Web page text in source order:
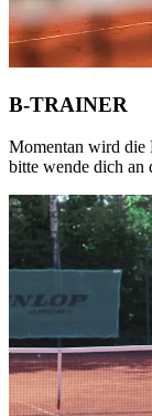
B-TRAINER
Momentan wird die
bitte wende dich an